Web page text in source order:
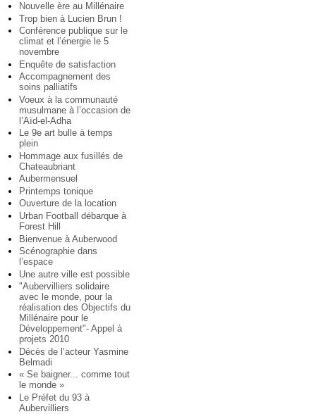
Nouvelle ère au Millénaire
Trop bien à Lucien Brun !
Conférence publique sur le
climat et l’énergie le 5
novembre
Enquête de satisfaction
Accompagnement des
soins palliatifs
Voeux à la communauté
musulmane à l’occasion de
l’Aïd-el-Adha
Le 9e art bulle à temps
plein
Hommage aux fusillés de
Chateaubriant
Aubermensuel
Printemps tonique
Ouverture de la location
Urban Football débarque à
Forest Hill
Bienvenue à Auberwood
Scénographie dans
l’espace
Une autre ville est possible
"Aubervilliers solidaire
avec le monde, pour la
réalisation des Objectifs du
Millénaire pour le
Développement"- Appel à
projets 2010
Décès de l’acteur Yasmine
Belmadi
« Se baigner... comme tout
le monde »
Le Préfet du 93 à
Aubervilliers